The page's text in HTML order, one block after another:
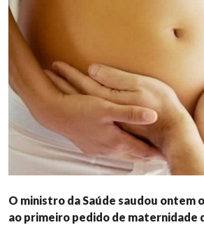
O ministro da Saúde saudou ontem
ao primeiro pedido de maternidade